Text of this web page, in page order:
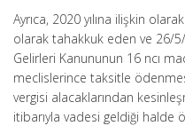
Ayrıca, 2020 yılına ilişkin
olarak tahakkuk eden ve 26/
Gelirleri Kanununun 16 ncı
meclislerince taksitle
vergisi alacaklarından
itibarıyla vadesi geldiği